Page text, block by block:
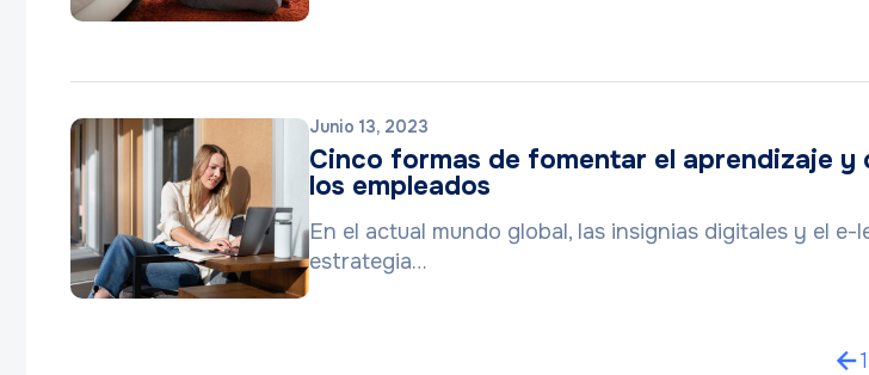
Junio 13, 2023
Cinco formas de fomentar el aprendizaje y
los empleados
En el actual mundo global, las insignias digitales y el e-
estrategia…
1